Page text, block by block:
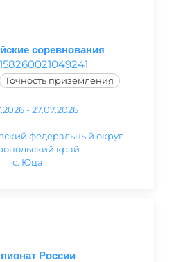
соревнования
Точность приземления
- 27.07.2026
федеральный округ
край
с. Юца
России